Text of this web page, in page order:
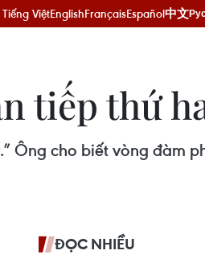
Tiếng ViệtEnglishFrançaisEspañol中文
tiếp thứ
Ông cho biết vòng đàm
ĐỌC NHIỀU